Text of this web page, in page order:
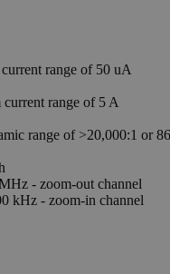
range of 50 uA
range of 5 A
range of >20,000:1 or
- zoom-out channel
- zoom-in channel